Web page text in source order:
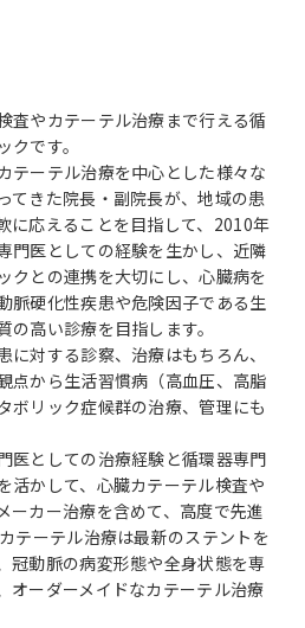
査やカテーテル治療まで行える循
です。
テーテル治療を中心とした様々な
てきた院長・副院長が、地域の患
に応えることを目指して、2010年
門医としての経験を生かし、近隣
クとの連携を大切にし、心臓病を
脈硬化性疾患や危険因子である生
高い診療を目指します。
に対する診察、治療はもちろん、
点から生活習慣病（高血圧、高脂
ボリック症候群の治療、管理にも
医としての治療経験と循環器専門
活かして、心臓カテーテル検査や
ーカー治療を含めて、高度で先進
テーテル治療は最新のステントを
冠動脈の病変形態や全身状態を専
オーダーメイドなカテーテル治療